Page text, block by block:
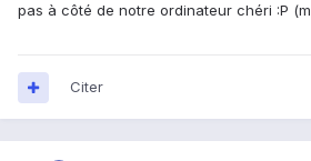
pas à côté de notre ordinateur chéri :P
Citer